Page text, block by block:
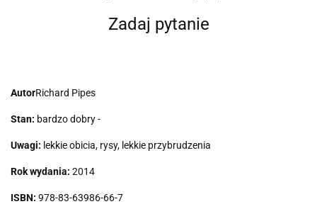
Zadaj pytanie
AutorRichard Pipes
Stan: bardzo dobry -
Uwagi: lekkie obicia, rysy, lekkie przybrudzenia
Rok wydania: 2014
ISBN: 978-83-63986-66-7